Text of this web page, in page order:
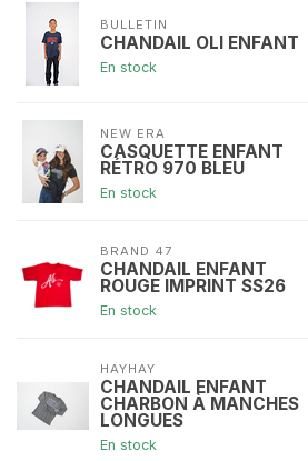
BULLETIN
CHANDAIL OLI ENFANT
En stock
NEW ERA
CASQUETTE ENFANT
RÉTRO 970 BLEU
En stock
BRAND 47
CHANDAIL ENFANT
ROUGE IMPRINT SS26
En stock
HAYHAY
CHANDAIL ENFANT
CHARBON À MANCHES
LONGUES
En stock